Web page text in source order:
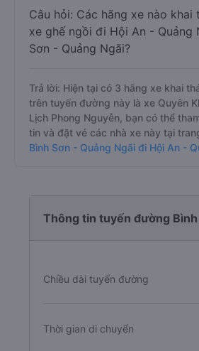
Câu hỏi: Các hãng xe nào khai
xe ghế ngồi đi Hội An - Quảng
Sơn - Quảng Ngãi?
Trả lời: Hiện tại có 3 hãng xe khai
trên tuyến đường này là xe Quyên
Lịch Phong Nguyễn, bạn có thể
tin và đặt vé các nhà xe này tại
Bình Sơn - Quảng Ngãi đi Hội An -
Thông tin tuyến đường Bình
Chiều dài tuyến đường
Thời gian di chuyển